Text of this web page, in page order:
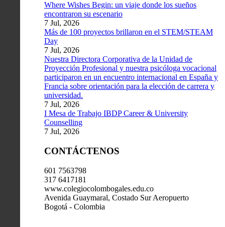
Where Wishes Begin: un viaje donde los sueños
encontraron su escenario
7 Jul, 2026
Más de 100 proyectos brillaron en el STEM/STEAM
Day
7 Jul, 2026
Nuestra Directora Corporativa de la Unidad de
Proyección Profesional y nuestra psicóloga vocacional
participaron en un encuentro internacional en España y
Francia sobre orientación para la elección de carrera y
universidad.
7 Jul, 2026
I Mesa de Trabajo IBDP Career & University
Counselling
7 Jul, 2026
CONTÁCTENOS
601 7563798
317 6417181
www.colegiocolombogales.edu.co
Avenida Guaymaral, Costado Sur Aeropuerto
Bogotá - Colombia